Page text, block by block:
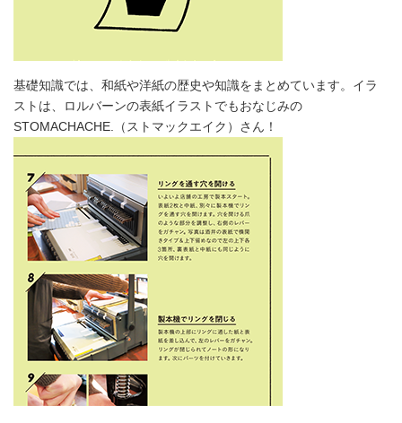
基礎知識では、和紙や洋紙の歴史や知識をまとめています。イラ
ストは、ロルバーンの表紙イラストでもおなじみの
STOMACHACHE.（ストマックエイク）さん！